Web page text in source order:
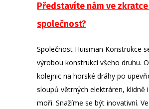
Představíte nám ve
společnost?
Společnost Huisman Konstrukce
výrobou konstrukcí všeho druhu.
kolejnic na horské dráhy po
sloupů větrných elektráren, klidně
moři. Snažíme se být inovativní. Ve